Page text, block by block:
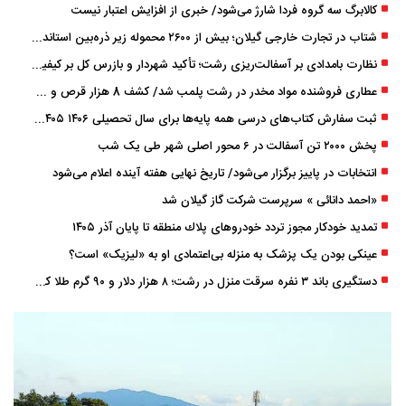
کالابرگ سه گروه فردا شارژ می‌شود/ خبری از افزایش اعتبار نیست
شتاب در تجارت خارجی گیلان؛ بیش از ۲۶۰۰ محموله زیر ذره‌بین استاندارد
نظارت بامدادی بر آسفالت‌ریزی رشت؛ تأکید شهردار و بازرس کل بر کیفیت اجرای پروژه‌ها
عطاری فروشنده مواد مخدر در رشت پلمب شد/ کشف 8 هزار قرص و 50 لیتر شربت توهم ‌زا
ثبت سفارش کتاب‌های درسی همه پایه‌ها برای سال تحصیلی ۱۴۰۶ ۱۴۰۵ فعال شد
پخش ۲۰۰۰ تن آسفالت در ۶ محور اصلی شهر طی یک شب
انتخابات در پاییز برگزار می‌شود/ تاریخ نهایی هفته آینده اعلام می‌شود
«احمد دانائی » سرپرست شرکت گاز گیلان شد
تمدید خودكار مجوز تردد خودروهای پلاك منطقه تا پایان آذر ۱۴۰۵
عینکی‌ بودن یک پزشک به منزله بی‌اعتمادی او به «لیزیک» است؟
دستگیری باند ۳ نفره سرقت منزل در رشت؛ ۸ هزار دلار و ۹۰ گرم طلا کشف شد